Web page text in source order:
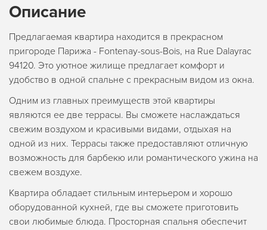
Описание
Предлагаемая квартира находится в прекрасном
пригороде Парижа - Fontenay-sous-Bois, на Rue Dalayrac
94120. Это уютное жилище предлагает комфорт и
удобство в одной спальне с прекрасным видом из окна.
Одним из главных преимуществ этой квартиры
являются ее две террасы. Вы сможете наслаждаться
свежим воздухом и красивыми видами, отдыхая на
одной из них. Террасы также предоставляют отличную
возможность для барбекю или романтического ужина на
свежем воздухе.
Квартира обладает стильным интерьером и хорошо
оборудованной кухней, где вы сможете приготовить
свои любимые блюда. Просторная спальня обеспечит